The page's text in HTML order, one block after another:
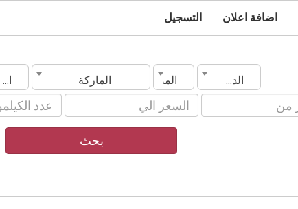
اضافة اعلان التسجيل
الدولة المدينة الماركة الموديل
بحث